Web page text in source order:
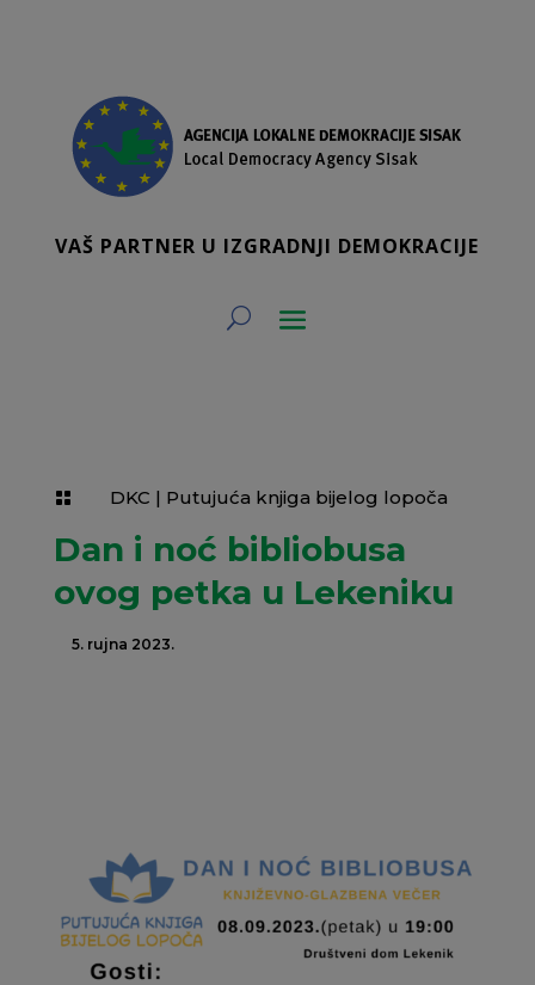
VAŠ PARTNER U IZGRADNJI DEMOKRACIJE
 DKC | Putujuća knjiga bijelog lopoča
Dan i noć bibliobusa
ovog petka u Lekeniku
5. rujna 2023.